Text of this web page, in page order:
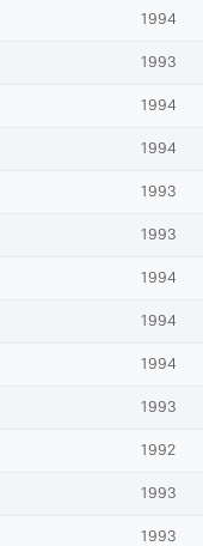
1994
1993
1994
1994
1993
1993
1994
1994
1994
1993
1992
1993
1993